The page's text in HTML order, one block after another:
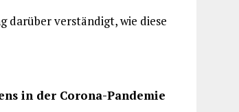
darüber verständigt, wie diese
in der Corona-Pandemie